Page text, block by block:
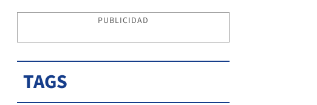
PUBLICIDAD
TAGS